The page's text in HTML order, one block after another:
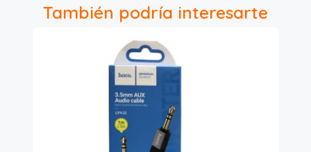
También podría interesarte